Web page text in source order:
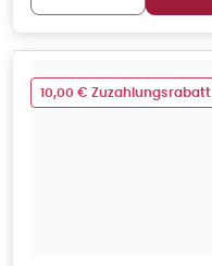
10,00 € Zuzahlungsrabatt